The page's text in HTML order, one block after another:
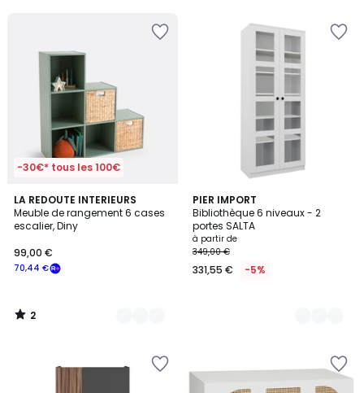
-30€* tous les 100€
LA REDOUTE INTERIEURS
Meuble de rangement 6 cases
escalier, Diny
70,44 €
99,00 €
2
/
5
2
Couleurs
2
/
PIER IMPORT
Bibliothèque 6 niveaux - 2
portes SALTA
à partir de
349,00 €
331,55 € -5%
3
Couleurs